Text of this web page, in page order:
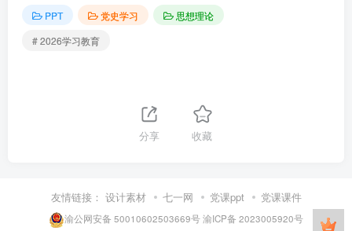
PPT 党史学习
思想理论
# 2026学习教育
分享 收藏
友情链接： 设计素材 七一网 党课ppt 党课课件
渝公网安备 50010602503669号渝ICP备 2023005920号